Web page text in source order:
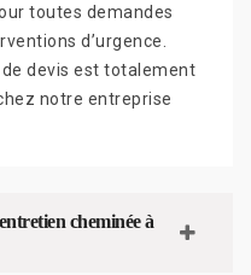
toutes demandes
d’urgence.
devis est totalement
notre entreprise
cheminée à